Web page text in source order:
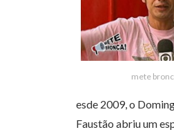
mete
esde 2009, o
Faustão abriu um